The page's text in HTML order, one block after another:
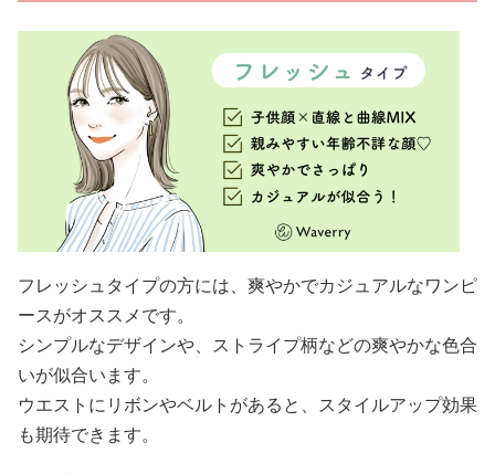
フレッシュタイプの方には、爽やかでカジュアルなワンピ
ースがオススメです。
シンプルなデザインや、ストライプ柄などの爽やかな色合
いが似合います。
ウエストにリボンやベルトがあると、スタイルアップ効果
も期待できます。